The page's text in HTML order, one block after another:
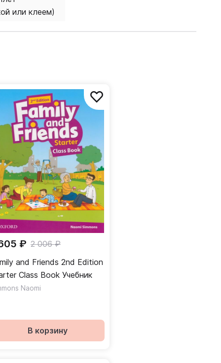
или клеем)
₽ 2 006 ₽
and Friends 2nd Edition
Starter Class Book Учебник
Naomi
В корзину